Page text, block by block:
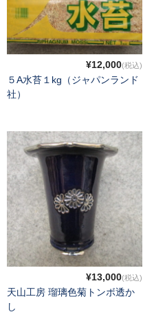
園芸資材
ショップ案内
注文ガイド/支払方法
京都蘭センターHP
Instagram
¥12,000(税込)
５A水苔１kg（ジャパンランド
社）
¥13,000(税込)
天山工房 瑠璃色菊トンボ透か
し